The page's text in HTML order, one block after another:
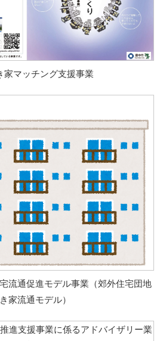
家マッチング支援事業
流通促進モデル事業（郊外住宅団地
家流通モデル）